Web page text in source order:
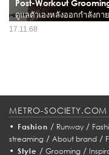
Post-Workout
ดูแลตัวเองหลังออกกำลังกาย
การออกกำลังกายเป็นสิ่งสำคัญ
17.11.68
METRO-SOCIETY.COM
• Fashion / Runway/
streaming / About brand /
• Style / Grooming/